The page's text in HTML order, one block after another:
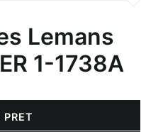
Lemans
1-1738A
PRET